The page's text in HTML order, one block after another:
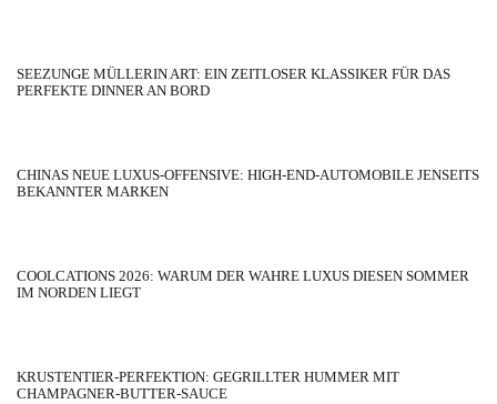
SEEZUNGE MÜLLERIN ART: EIN ZEITLOSER KLASSIKER FÜR DAS
PERFEKTE DINNER AN BORD
CHINAS NEUE LUXUS-OFFENSIVE: HIGH-END-AUTOMOBILE JENSEITS
BEKANNTER MARKEN
COOLCATIONS 2026: WARUM DER WAHRE LUXUS DIESEN SOMMER
IM NORDEN LIEGT
KRUSTENTIER-PERFEKTION: GEGRILLTER HUMMER MIT
CHAMPAGNER-BUTTER-SAUCE